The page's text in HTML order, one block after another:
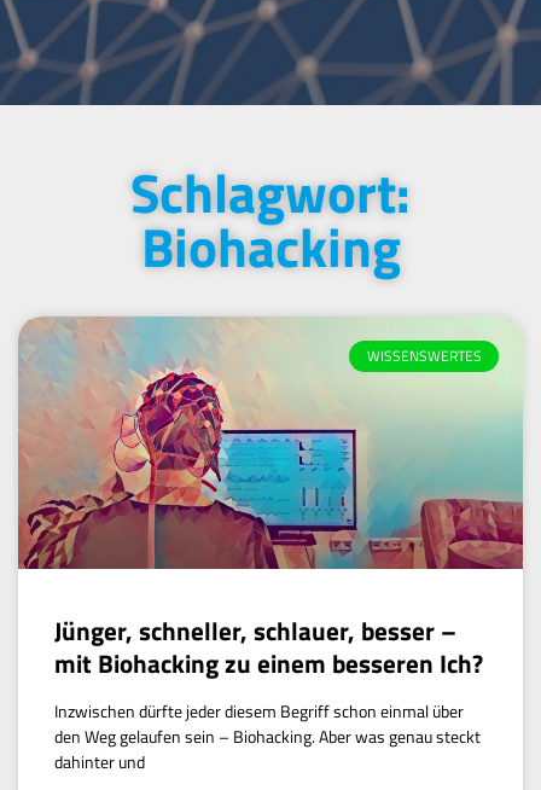
Schlagwort:
Biohacking
WISSENSWERTES
Jünger, schneller, schlauer, besser –
mit Biohacking zu einem besseren Ich?
Inzwischen dürfte jeder diesem Begriff schon einmal über
den Weg gelaufen sein – Biohacking. Aber was genau steckt
dahinter und